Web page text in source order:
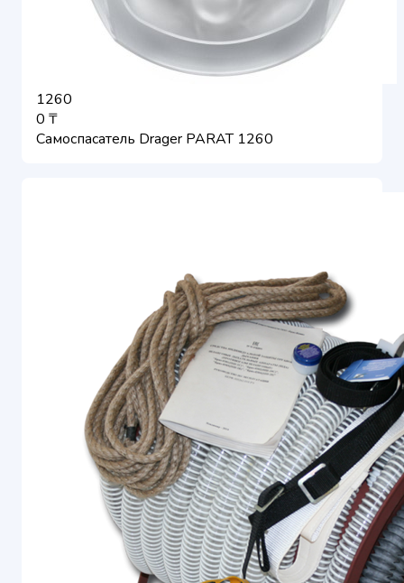
1260
0 ₸
​Самоспасатель Drаger PARAT 1260